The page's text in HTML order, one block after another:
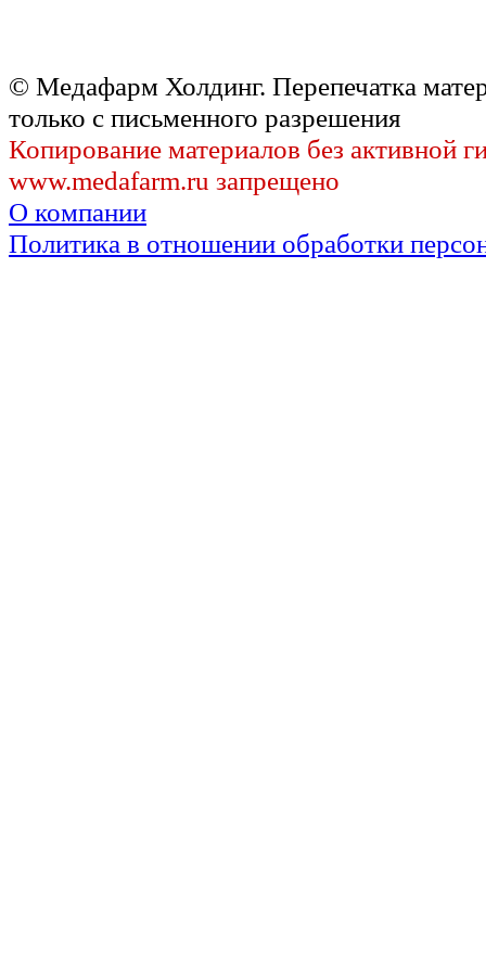
© Медафарм Холдинг. Перепечатка
только с письменного разрешения
Копирование материалов без активной
www.medafarm.ru запрещено
О компании
Политика в отношении обработки